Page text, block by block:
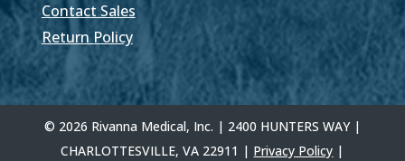
Contact Sales
Return Policy
© 2026 Rivanna Medical, Inc. | 2400 HUNTERS WAY |
CHARLOTTESVILLE, VA 22911 | Privacy Policy |